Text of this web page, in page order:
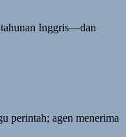
tahunan Inggris—dan
perintah; agen menerima